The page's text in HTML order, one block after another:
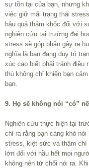
sự tồn tại của bạn, nhưng
việc giữ mãi trạng thái
hậu quả thảm khốc đối với
nghiên cứu tại trường đại
stress sẽ góp phần gây ra
nghĩa là bạn đang duy trì
xúc cao biết phải tránh điều
thù không chỉ khiến bạn
bạn.
9. Họ sẽ không nói “có”
Nghiên cứu thực hiện tại
chỉ ra rằng bạn càng khó nói
stress, kiệt sức và thậm chí
lớn đối với hầu hết mọi
không nên từ chối nói ra.